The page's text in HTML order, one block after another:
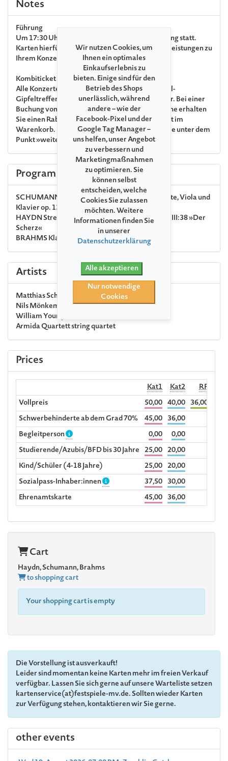
Notes
Führung
Um 17:30 Uhr findet eine kostenpflichtige Führung statt.
Karten hierfür können unter dem Punkt »Zusatzleistungen zu
Ihrem Konzert« gebucht werden.
Kombiticket
Alle Konzerte der Veranstaltungsreihe »Festspiel-
Gipfeltreffen« sind auch als Kombiticket buchbar. Bei einer
Buchung von mindestens 2 Konzerten dieser Reihe erhalten
Sie einen Rabatt von 10 % auf den Vollpreis direkt im
Warenkorb. Die Einzelveranstaltungen finden Sie unter dem
Punkt »weitere Anlässe«.
Program
SCHUMANN
Märchenerzählungen für Klarinette, Viola und
Klavier op. 132
HAYDNStreichquartett Es-Dur op. 33 Nr. 2 Hob. III:38 »Der
Scherz«
BRAHMSKlavierquintett f-Moll op. 34
Artists
Matthias Schorn
Nils Mönkemeyerviola
William Youn
Armida Quartettstring quartet
Prices
Kat1 Kat2 RF
Vollpreis
50,00 40,00 36,00
Schwerbehinderte ab dem Grad 70%
45,00
36,00
Begleitperson
0,00
0,00
Studierende/Azubis/BFD bis 30 Jahre
25,00
20,00
Kind/Schüler (4-18 Jahre)
25,00
20,00
Sozialpass-Inhaber:innen
37,50
30,00
Ehrenamtskarte
45,00 36,00
Cart
Haydn, Schumann, Brahms
to shopping cart
Your shopping cart is empty
Die Vorstellung ist ausverkauft!
Leider sind momentan keine Karten mehr im freien Verkauf
verfügbar. Lassen Sie sich gerne auf unsere Warteliste setzen
kartenservice(at)festspiele-mv.de. Sollten wieder Karten
zur Verfügung stehen, kontaktieren wir Sie gerne.
other events
Wir nutzen Cookies, um
Ihnen ein optimales
Einkaufserlebnis zu
bieten. Einige sind für den
Betrieb des Shops
unerlässlich, während
andere – wie der
Facebook-Pixel und der
Google Tag Manager –
uns helfen, unser Angebot
zu verbessern und
Marketingmaßnahmen
zu optimieren. Sie
können selbst
entscheiden, welche
Cookies Sie zulassen
möchten. Weitere
Informationen finden Sie
in unserer
Datenschutzerklärung
Alle akzeptieren
Nur notwendige
Cookies